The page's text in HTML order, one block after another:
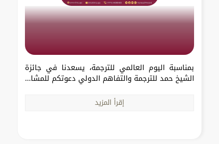
بمناسبة اليوم العالمي للترجمة، يسعدنا في جائزة
الشيخ حمد للترجمة والتفاهم الدولي دعوتكم للمشا...
إقرأ المزيد